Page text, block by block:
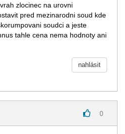
zlocinec na urovni
pred mezinarodni soud kde
soudci a jeste
tahle cena nema hodnoty ani
nahlásit
0